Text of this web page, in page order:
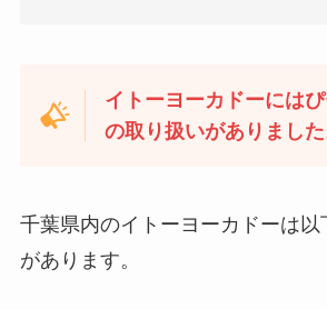
イトーヨーカドーには
の取り扱いがありました
千葉県内のイトーヨーカドーは以
があります。